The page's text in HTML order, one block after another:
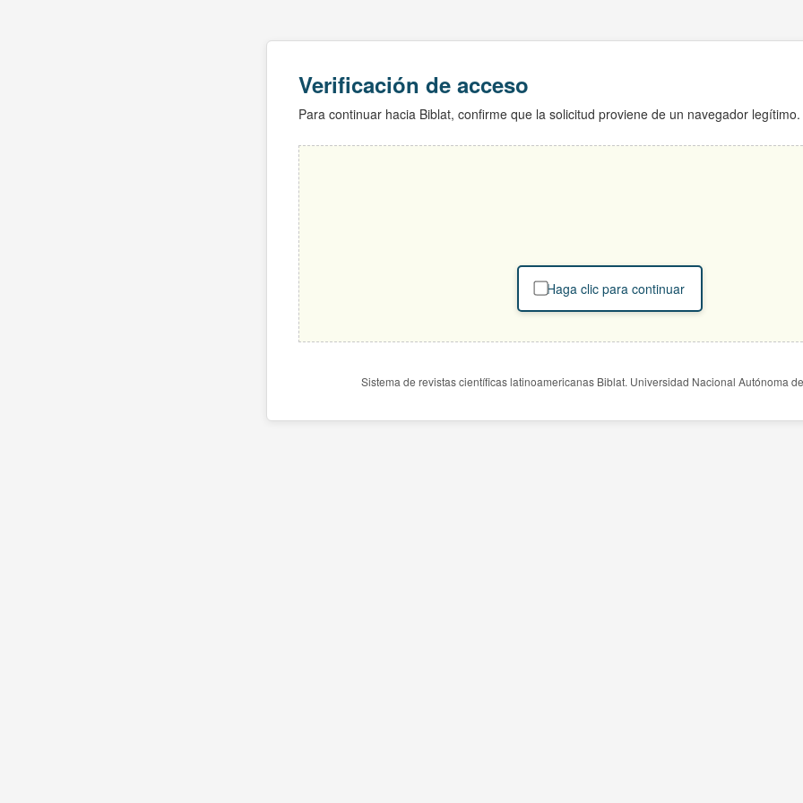
Verificación de acceso
Para continuar hacia Biblat, confirme que la solicitud proviene de un navegador legítimo.
Haga clic para continuar
Sistema de revistas científicas latinoamericanas Biblat. Universidad Nacional Autónoma